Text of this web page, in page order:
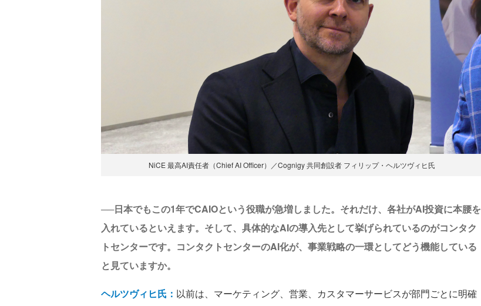
NiCE 最高AI責任者（Chief AI Officer）／Cognigy 共同創設者 フィリップ・ヘルツヴィヒ氏
──日本でもこの1年でCAIOという役職が急増しました。それだけ、各社がAI投資に本腰を
入れているといえます。そして、具体的なAIの導入先として挙げられているのがコンタク
トセンターです。コンタクトセンターのAI化が、事業戦略の一環としてどう機能している
と見ていますか。
ヘルツヴィヒ氏： 以前は、マーケティング、営業、カスタマーサービスが部門ごとに明確